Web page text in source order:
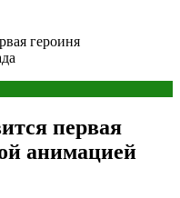
героиня
первая
анимацией